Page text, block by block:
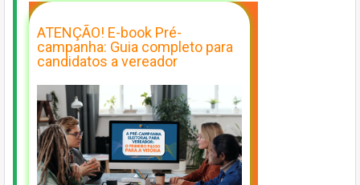
ATENÇÃO! E-book Pré-
campanha: Guia completo para
candidatos a vereador